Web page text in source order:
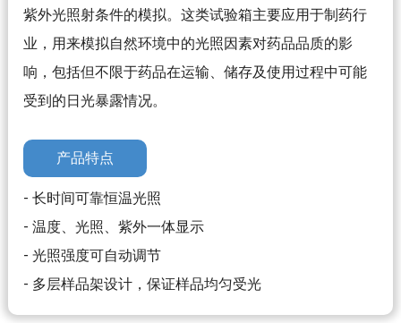
紫外光照射条件的模拟。这类试验箱主要应用于制药行
业，用来模拟自然环境中的光照因素对药品品质的影
响，包括但不限于药品在运输、储存及使用过程中可能
受到的日光暴露情况。
产品特点
- 长时间可靠恒温光照
- 温度、光照、紫外一体显示
- 光照强度可自动调节
- 多层样品架设计，保证样品均匀受光